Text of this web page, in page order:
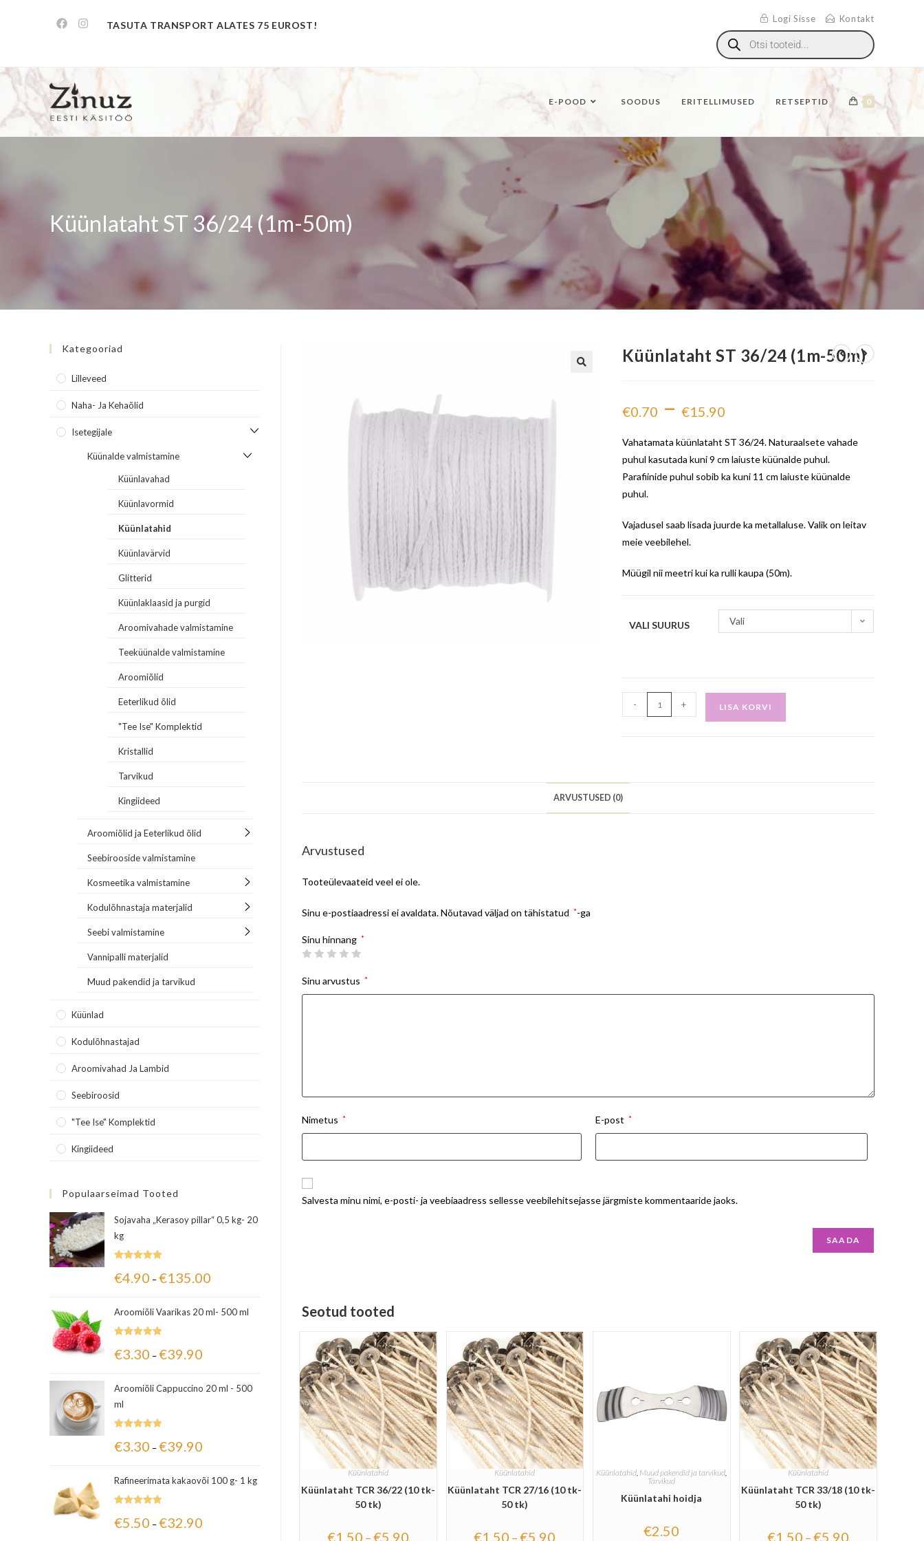
Logi Sisse Kontakt
TASUTA TRANSPORT ALATES 75 EUROST!
E-POOD SOODUS ERITELLIMUSED RETSEPTID 0
Küünlataht ST 36/24 (1m-50m)
Küünlataht ST 36/24 (1m-50m)
€0.70 – €15.90
Vahatamata küünlataht ST 36/24. Naturaalsete vahade
puhul kasutada kuni 9 cm laiuste küünalde puhul.
Parafiinide puhul sobib ka kuni 11 cm laiuste küünalde
puhul.
Vajadusel saab lisada juurde ka metallaluse. Valik on leitav
meie veebilehel.
Müügil nii meetri kui ka rulli kaupa (50m).
VALI SUURUS Vali
- + LISA KORVI
ARVUSTUSED (0)
Arvustused
Tooteülevaateid veel ei ole.
Sinu e-postiaadressi ei avaldata.Nõutavad väljad on tähistatud *-ga
Sinu hinnang *
Sinu arvustus *
Nimetus * E-post *
Salvesta minu nimi, e-posti- ja veebiaadress sellesse veebilehitsejasse järgmiste kommentaaride jaoks.
Seotud tooted
Küünlatahid
Küünlataht TCR 36/22 (10 tk-
50 tk)
€1.50 –€5.90
Küünlatahid
Küünlataht TCR 27/16 (10 tk-
50 tk)
€1.50 –€5.90
Küünlatahid Muud pakendid ja tarvikud
Tarvikud
Küünlatahi hoidja
€2.50
Küünlatahid
Küünlataht TCR 33/18 (10 tk-
50 tk)
€1.50 –€5.90
Kategooriad
Lilleveed
Naha- Ja Kehaõlid
Isetegijale
Küünalde valmistamine
Küünlavahad
Küünlavormid
Küünlatahid
Küünlavärvid
Glitterid
Küünlaklaasid ja purgid
Aroomivahade valmistamine
Teeküünalde valmistamine
Aroomiõlid
Eeterlikud õlid
"Tee Ise" Komplektid
Kristallid
Tarvikud
Kingiideed
Aroomiõlid ja Eeterlikud õlid
Seebirooside valmistamine
Kosmeetika valmistamine
Kodulõhnastaja materjalid
Seebi valmistamine
Vannipalli materjalid
Muud pakendid ja tarvikud
Küünlad
Kodulõhnastajad
Aroomivahad Ja Lambid
Seebiroosid
"Tee Ise" Komplektid
Kingiideed
Populaarseimad Tooted
Sojavaha „Kerasoy pillar“ 0,5 kg- 20
kg
5.00/ 5
€4.90 –€135.00
Aroomiõli Vaarikas 20 ml- 500 ml
5.00/ 5
€3.30 –€39.90
Aroomiõli Cappuccino 20 ml - 500
ml
5.00/ 5
€3.30 –€39.90
Rafineerimata kakaovõi 100 g- 1 kg
5.00 / 5
€5.50 –€32.90